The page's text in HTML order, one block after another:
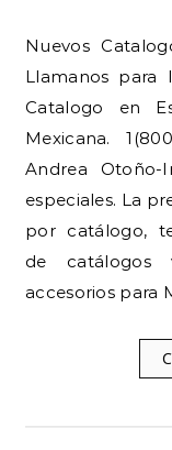
Nuevos Catalogos Andrea Para Estados Unidos,
Llamanos para
Catalogo en
Mexicana.
Andrea
especiales. La
por catálogo,
de catálogos
accesorios para